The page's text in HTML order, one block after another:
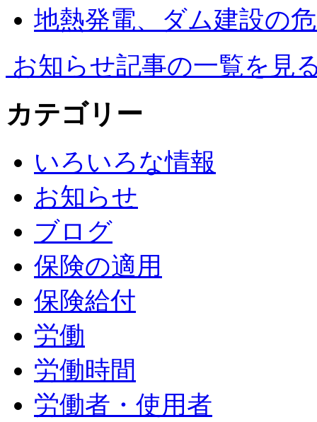
地熱発電、ダム建設の
お知らせ記事の一覧を見
カテゴリー
いろいろな情報
お知らせ
ブログ
保険の適用
保険給付
労働
労働時間
労働者・使用者